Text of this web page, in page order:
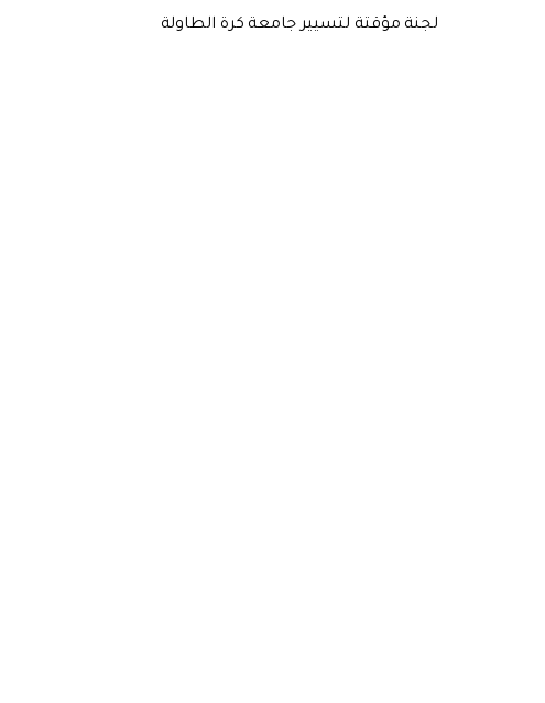
لجنة مؤقتة لتسيير جامعة كرة الطاولة